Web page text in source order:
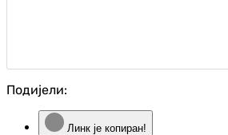
Подијели:
Линк је копиран!